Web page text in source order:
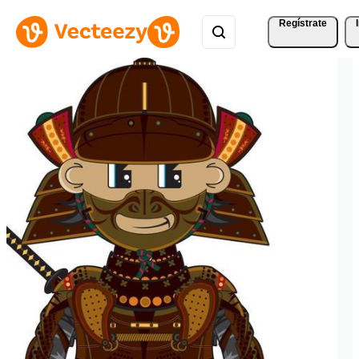
Regístrate